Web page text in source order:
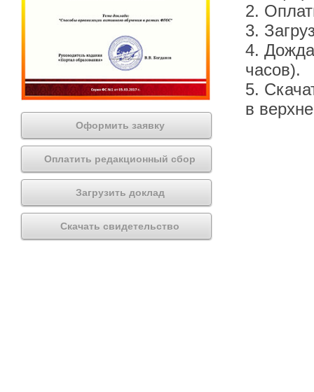
Оформить заявку
Оплатить редакционный сбор
Загрузить доклад
Скачать свидетельство
2.
3.
4.
часов).
5.
в